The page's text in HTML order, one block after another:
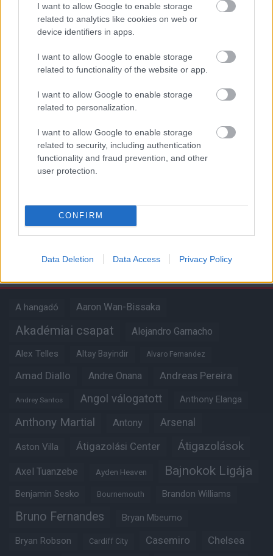
I want to allow Google to enable storage
related to analytics like cookies on web or
device identifiers in apps.
I want to allow Google to enable storage
related to functionality of the website or app.
I want to allow Google to enable storage
related to personalization.
I want to allow Google to enable storage
related to security, including authentication
functionality and fraud prevention, and other
user protection.
CONFIRM
Data Deletion Data Access Privacy Policy
ELŐZŐ MÉRKŐZÉSEK
Támogatás
Támogasd adományoddal
a ManUtdFanatics.hu működését!
Címkék
A hangadó Aaron Wan-Bissaka
Akadémiai csapat Alejandro Garnacho
Alex Telles Altay Bayindir Alvaro Fernandez
Amad Diallo Andre Onana Andreas Pereira
Andrey Santos Angol válogatott Anthony Elanga
Anthony Martial Antony Arsenal
Aston Villa Átigazolási Center Átigazolások
Axel Tuanzebe Ayden Heaven Bajnokok Ligája
Benjamin Sesko Bournemouth Brandon Williams
Bruno Fernandes Bryan Mbeumo
Bryan Robson Cardiff City Casemiro Chelsea